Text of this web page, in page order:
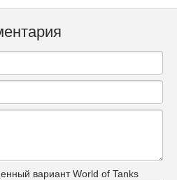
вариант World of Tanks